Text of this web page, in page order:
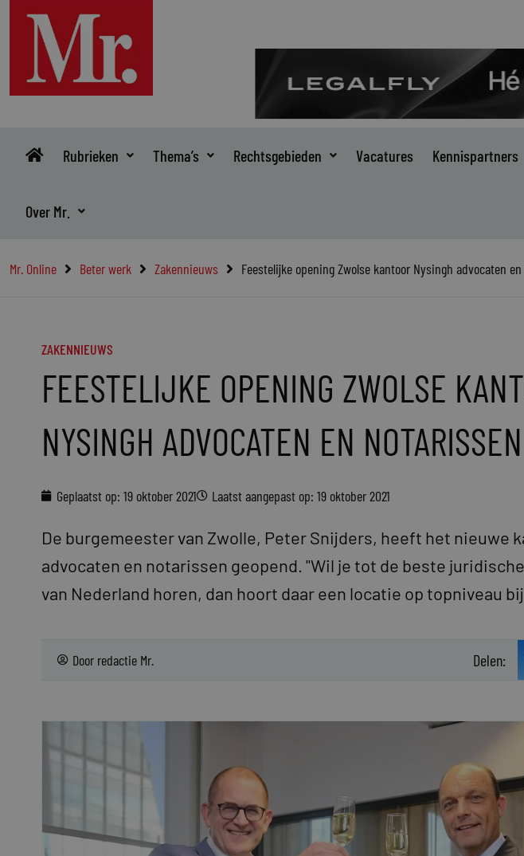
inhoud
Rubrieken Thema’s Rechtsgebieden Vacatures Kennispartners
Over Mr.
Mr. Online Beter werk Zakennieuws Feestelijke opening Zwolse kantoor Nysingh advocaten
ZAKENNIEUWS
FEESTELIJKE OPENING ZWOLSE
NYSINGH ADVOCATEN EN NOTARISSEN
Geplaatst op: 19 oktober 2021 Laatst aangepast op: 19 oktober 2021
De burgemeester van Zwolle, Peter Snijders, heeft het nieuwe
advocaten en notarissen geopend. "Wil je tot de beste
van Nederland horen, dan hoort daar een locatie op topniveau
Door redactie Mr. Delen: